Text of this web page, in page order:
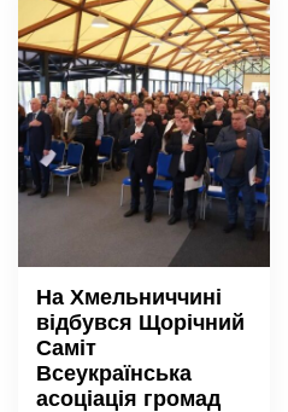
На Хмельниччині
відбувся Щорічний
Саміт
Всеукраїнська
асоціація громад